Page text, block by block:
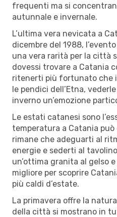
frequenti ma si
autunnale e invernale.
L’ultima vera nevicata a
dicembre del 1988,
una vera rarità per la città
dovessi trovare a Catania
ritenerti più fortunato che
le pendici dell’Etna,
inverno un’emozione
Le estati catanesi sono
temperatura a Catania
rimane che adeguarti al
energie e sederti al
un’ottima granita al gelso
migliore per scoprire
più caldi d’estate.
La primavera offre la
della città si mostrano in